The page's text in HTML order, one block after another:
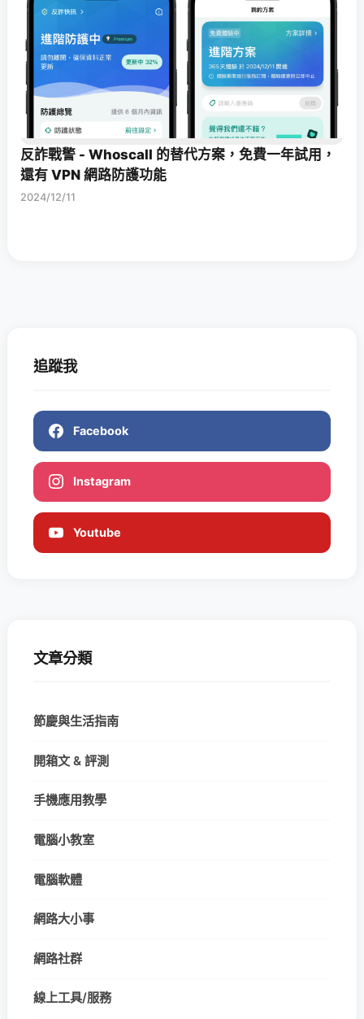
反詐戰警 - Whoscall 的替代方案，免費一年試用，
還有 VPN 網路防護功能
2024/12/11
追蹤我
Facebook
Instagram
Youtube
文章分類
節慶與生活指南
開箱文 & 評測
手機應用教學
電腦小教室
電腦軟體
網路大小事
網路社群
線上工具/服務